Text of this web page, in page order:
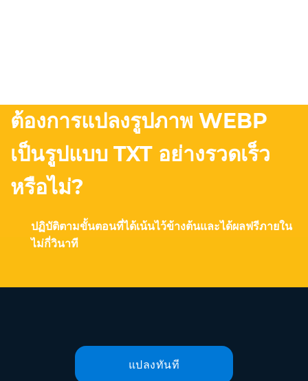
ต้องการแปลงรูปภาพ WEBP
เป็นรูปแบบ TXT อย่างรวดเร็ว
หรือไม่?
ปฏิบัติตามขั้นตอนที่ได้เน้นไว้ข้างต้นและได้ผลฟรีภายใน
ไม่กี่วินาที
แปลงทันที